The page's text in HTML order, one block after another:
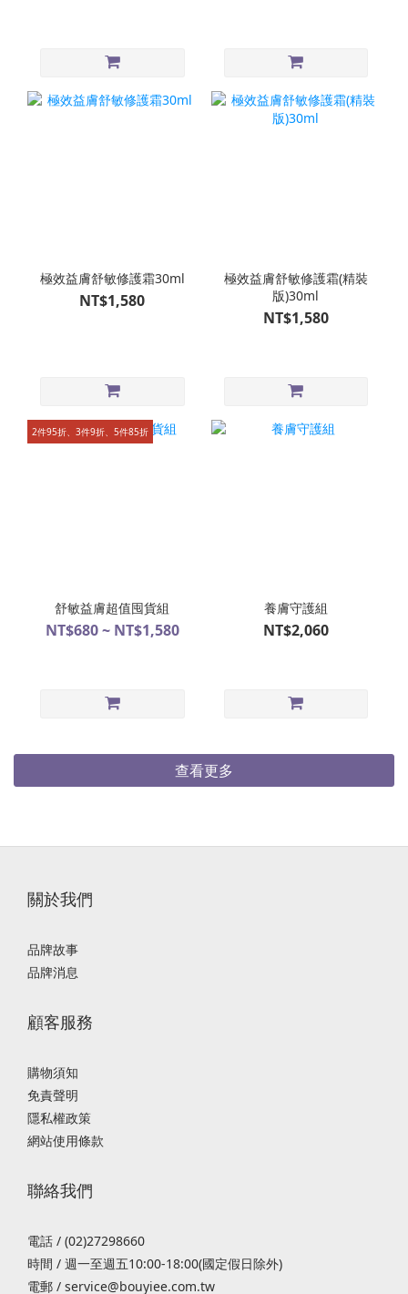
極效益膚舒敏修護霜30ml
NT$1,580
極效益膚舒敏修護霜(精裝
版)30ml
NT$1,580
2件95折、3件9折、5件85折
舒敏益膚超值囤貨組
NT$680 ~ NT$1,580
養膚守護組
NT$2,060
查看更多
關於我們
品牌故事
品牌消息
顧客服務
購物須知
免責聲明
隱私權政策
網站使用條款
聯絡我們
電話 / (02)27298660
時間 / 週一至週五10:00-18:00(國定假日除外)
電郵 / service@bouyiee.com.tw